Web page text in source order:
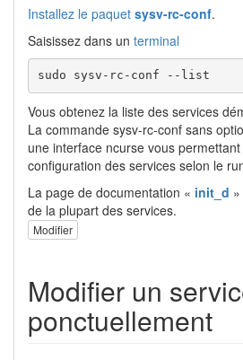
Installez le paquet sysv-rc-conf.
Saisissez dans un terminal
sudo sysv-rc-conf --list
Vous obtenez la liste des services
La commande sysv-rc-conf sans
une interface ncurse vous
configuration des services selon le
La page de documentation « init_d
de la plupart des services.
Modifier
Modifier un
ponctuellement